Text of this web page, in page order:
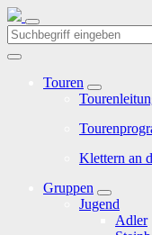
Touren
Klettern an
Gruppen
Jugend
Adler